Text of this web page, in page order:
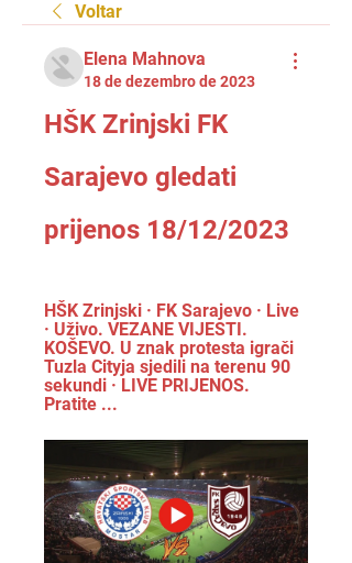
Voltar
Elena Mahnova
18 de dezembro de 2023
HŠK Zrinjski FK
Sarajevo gledati
prijenos 18/12/2023
HŠK Zrinjski · FK Sarajevo · Live
· Uživo. VEZANE VIJESTI.
KOŠEVO. U znak protesta igrači
Tuzla Cityja sjedili na terenu 90
sekundi · LIVE PRIJENOS.
Pratite ...